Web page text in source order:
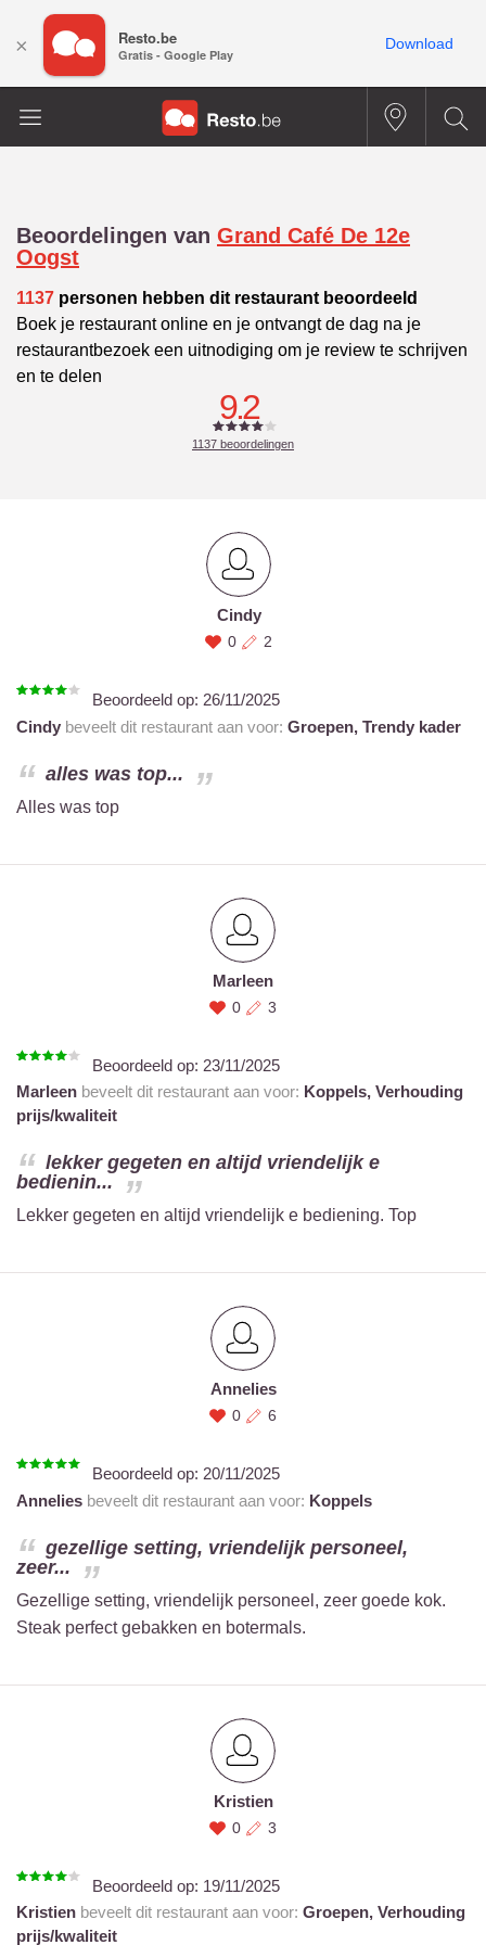
Beoordelingen van Grand Café De 12e
Oogst
1137 personen hebben dit restaurant beoordeeld
Boek je restaurant online en je ontvangt de dag na je
restaurantbezoek een uitnodiging om je review te schrijven
en te delen
9.2
1137 beoordelingen
Cindy
0 2
Beoordeeld op: 26/11/2025
Cindy beveelt dit restaurant aan voor: Groepen, Trendy kader
alles was top...
Alles was top
Marleen
0 3
Beoordeeld op: 23/11/2025
Marleen beveelt dit restaurant aan voor: Koppels, Verhouding
prijs/kwaliteit
lekker gegeten en altijd vriendelijk e
bedienin...
Lekker gegeten en altijd vriendelijk e bediening. Top
Annelies
0 6
Beoordeeld op: 20/11/2025
Annelies beveelt dit restaurant aan voor: Koppels
gezellige setting, vriendelijk personeel,
zeer...
Gezellige setting, vriendelijk personeel, zeer goede kok.
Steak perfect gebakken en botermals.
Kristien
0 3
Beoordeeld op: 19/11/2025
Kristien beveelt dit restaurant aan voor: Groepen, Verhouding
prijs/kwaliteit
× Resto.be
Gratis - Google Play
Download